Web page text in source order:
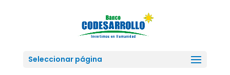
Seleccionar página